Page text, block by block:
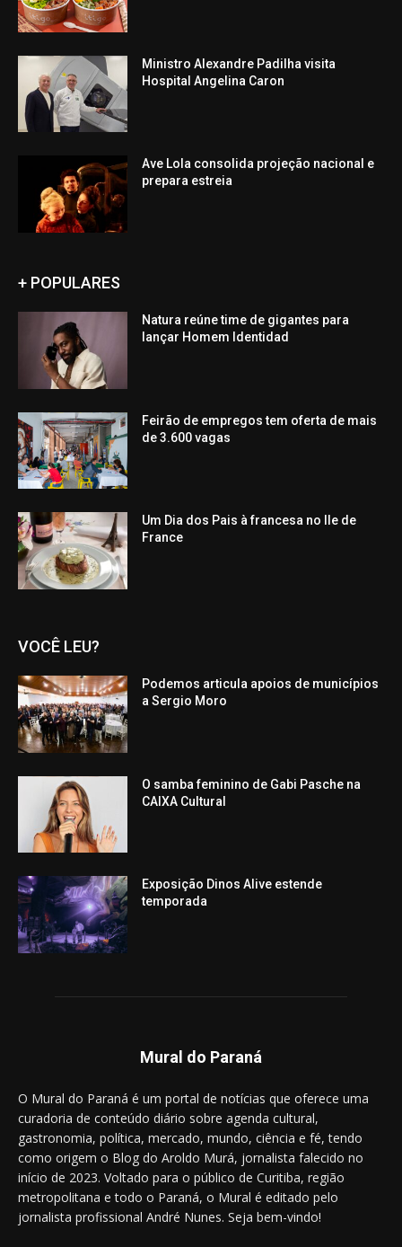
Ministro Alexandre Padilha visita
Hospital Angelina Caron
Ave Lola consolida projeção nacional e
prepara estreia
+ POPULARES
Natura reúne time de gigantes para
lançar Homem Identidad
Feirão de empregos tem oferta de mais
de 3.600 vagas
Um Dia dos Pais à francesa no Ile de
France
VOCÊ LEU?
Podemos articula apoios de municípios
a Sergio Moro
O samba feminino de Gabi Pasche na
CAIXA Cultural
Exposição Dinos Alive estende
temporada
Mural do Paraná
O Mural do Paraná é um portal de notícias que oferece uma
curadoria de conteúdo diário sobre agenda cultural,
gastronomia, política, mercado, mundo, ciência e fé, tendo
como origem o Blog do Aroldo Murá, jornalista falecido no
início de 2023. Voltado para o público de Curitiba, região
metropolitana e todo o Paraná, o Mural é editado pelo
jornalista profissional André Nunes. Seja bem-vindo!